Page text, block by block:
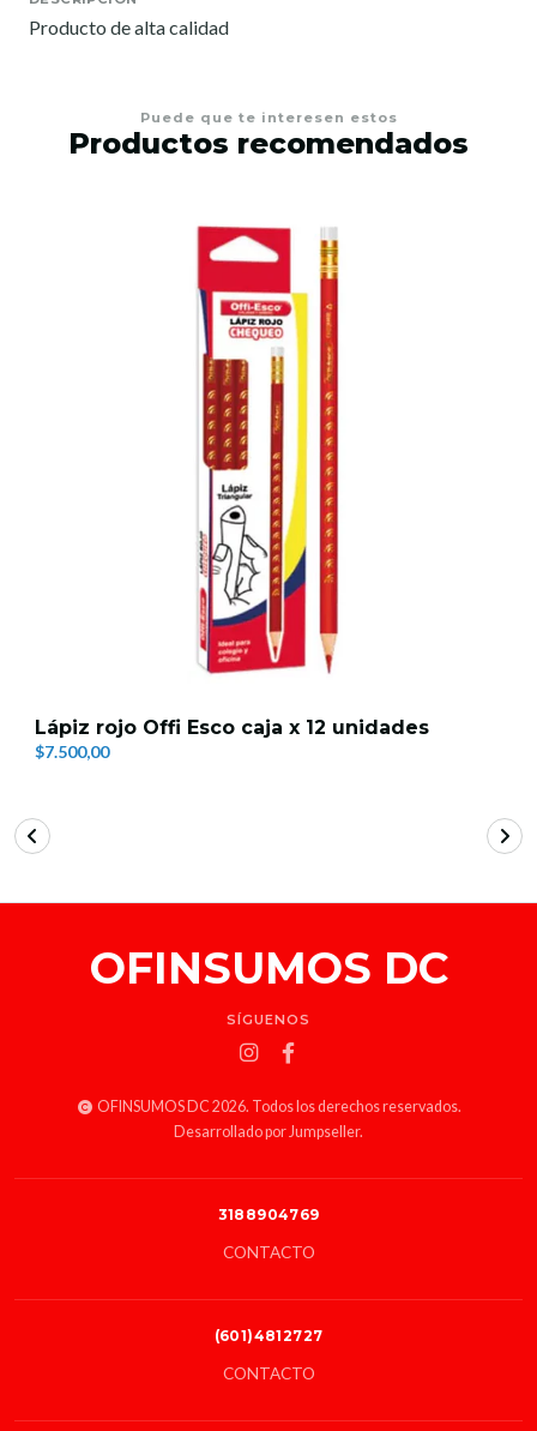
Producto de alta calidad
Puede que te interesen estos
Productos recomendados
Lápiz rojo Offi Esco caja x 12 unidades
$7.500,00
OFINSUMOS DC
SÍGUENOS
OFINSUMOS DC 2026. Todos los derechos reservados.
Desarrollado por Jumpseller.
3188904769
CONTACTO
(601)4812727
CONTACTO